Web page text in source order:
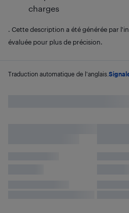
charges
. Cette description a été générée par
évaluée pour plus de précision.
Traduction automatique de l'anglais.